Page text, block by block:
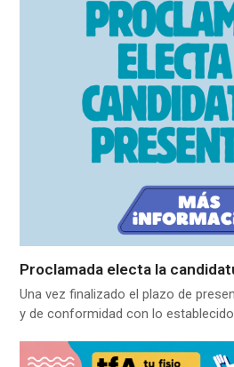
Proclamada electa la
Una vez finalizado el plazo de
y de conformidad con lo establecido…